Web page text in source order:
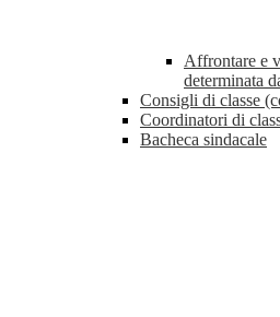
Affrontare e
determinata
Consigli di classe
Coordinatori di
Bacheca sindacale